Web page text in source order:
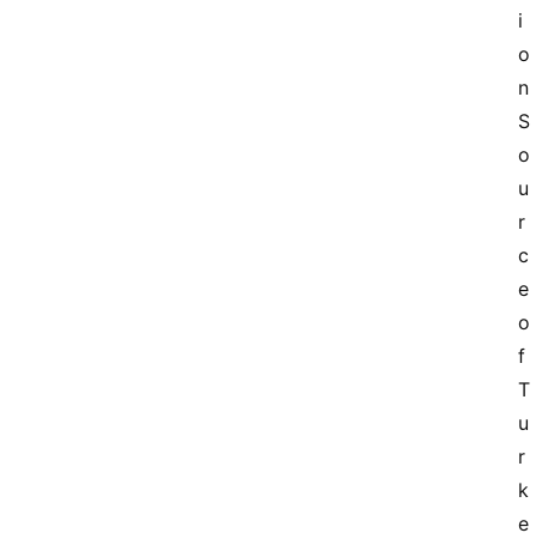
i
o
n
S
o
u
r
c
e
o
f
T
u
r
k
e